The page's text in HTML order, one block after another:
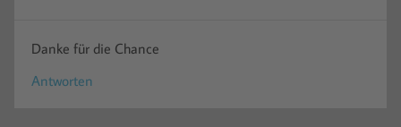
Danke für die Chance
Antworten